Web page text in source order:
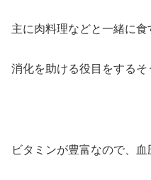
主に肉料理などと一緒に
消化を助ける役目をするそ
ビタミンが豊富なので、